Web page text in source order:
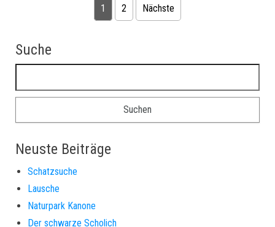
Seitennummerierung der Beiträge
1 2 Nächste
Suche
Neuste Beiträge
Schatzsuche
Lausche
Naturpark Kanone
Der schwarze Scholich